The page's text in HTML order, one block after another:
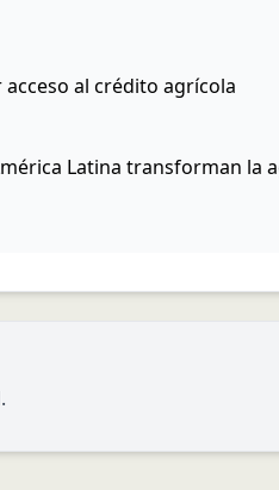
al crédito agrícola
Latina transforman la